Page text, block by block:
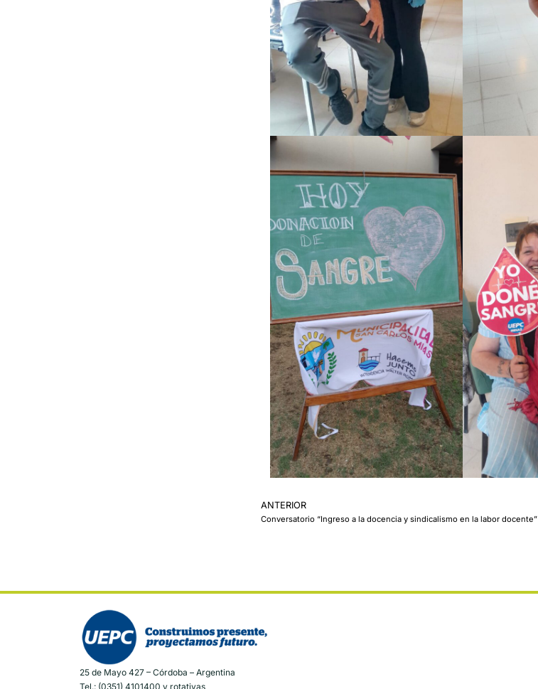
ANTERIOR
Conversatorio “Ingreso a la docencia y sindicalismo en la labor docente”
25 de Mayo 427 – Córdoba – Argentina
Tel.: (0351) 4101400 y rotativas